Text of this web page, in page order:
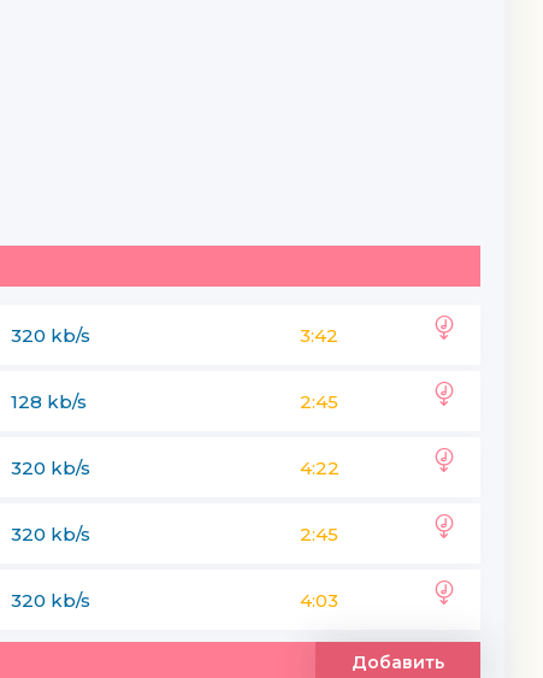
320 kb/s 3:42
128 kb/s 2:45
320 kb/s 4:22
320 kb/s 2:45
320 kb/s 4:03
Добавить